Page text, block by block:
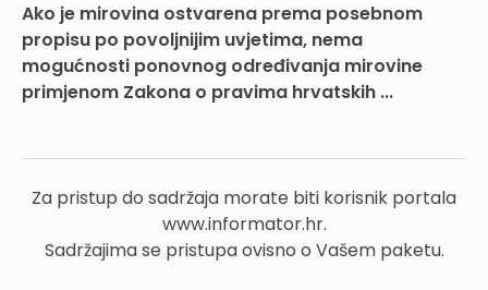
Ako je mirovina ostvarena prema posebnom
propisu po povoljnijim uvjetima, nema
mogućnosti ponovnog određivanja mirovine
primjenom Zakona o pravima hrvatskih ...
Za pristup do sadržaja morate biti korisnik portala
www.informator.hr.
Sadržajima se pristupa ovisno o Vašem paketu.